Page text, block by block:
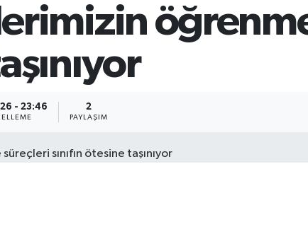
öğrenme
- 23:46 2
PAYLAŞIM